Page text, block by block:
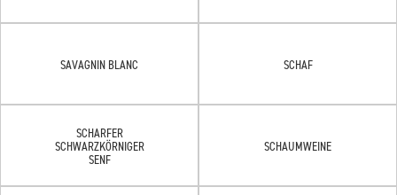
SAVAGNIN BLANC SCHAF
SCHARFER
SCHWARZKÖRNIGER
SENF
SCHAUMWEINE